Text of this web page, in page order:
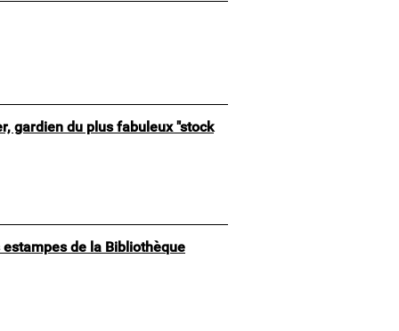
gardien du plus fabuleux "stock
de la Bibliothèque